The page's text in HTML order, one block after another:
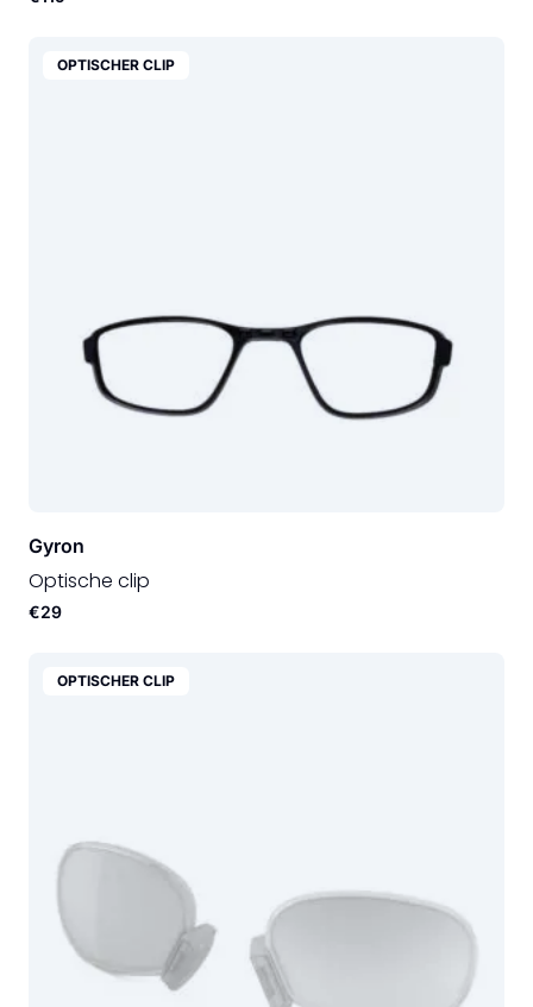
OPTISCHER CLIP
Gyron
Optische clip
€29
OPTISCHER CLIP